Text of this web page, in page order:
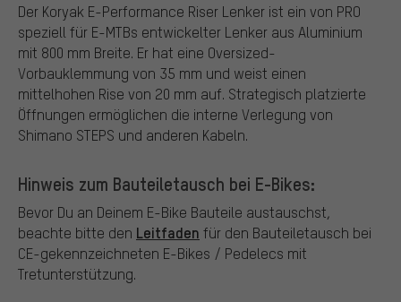
Der Koryak E-Performance Riser Lenker ist ein von PRO
speziell für E-MTBs entwickelter Lenker aus Aluminium
mit 800 mm Breite. Er hat eine Oversized-
Vorbauklemmung von 35 mm und weist einen
mittelhohen Rise von 20 mm auf. Strategisch platzierte
Öffnungen ermöglichen die interne Verlegung von
Shimano STEPS und anderen Kabeln.
Hinweis zum Bauteiletausch bei E-Bikes:
Bevor Du an Deinem E-Bike Bauteile austauschst,
beachte bitte den Leitfaden für den Bauteiletausch bei
CE-gekennzeichneten E-Bikes / Pedelecs mit
Tretunterstützung.